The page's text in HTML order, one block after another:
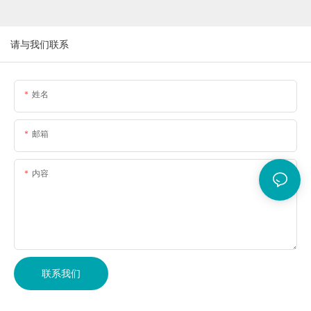
请与我们联系
姓名
邮箱
内容
联系我们